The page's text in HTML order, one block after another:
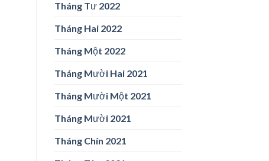
Tháng Tư 2022
Tháng Hai 2022
Tháng Một 2022
Tháng Mười Hai 2021
Tháng Mười Một 2021
Tháng Mười 2021
Tháng Chín 2021